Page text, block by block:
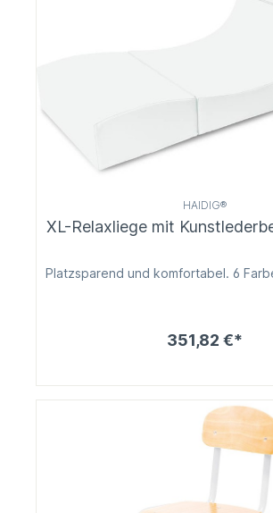
HAIDIG®
XL-Relaxliege mit
Platzsparend und komfortabel. 6
351,82 €*